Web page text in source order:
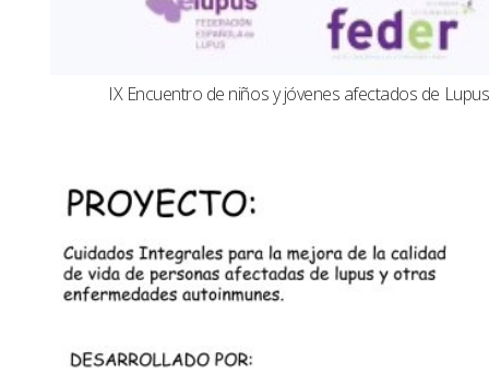
IX Encuentro de niños y jóvenes afectados de